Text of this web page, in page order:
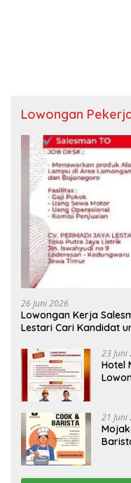
Lowongan
26 Juni 2026
Lowongan Kerja
Lestari Cari Kandidat
23 Juni
Hotel
21 Juni